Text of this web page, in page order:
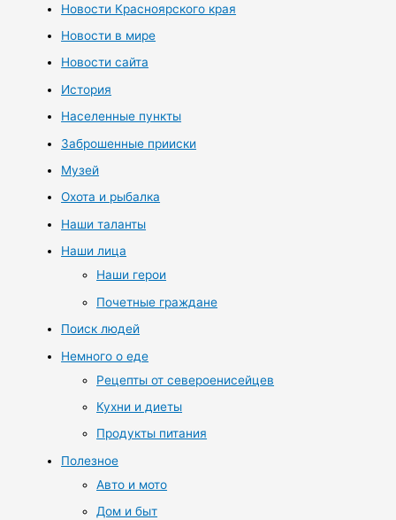
Новости Красноярского края
Новости в мире
Новости сайта
История
Населенные пункты
Заброшенные прииски
Музей
Охота и рыбалка
Наши таланты
Наши лица
Наши герои
Почетные граждане
Поиск людей
Немного о еде
Рецепты от североенисейцев
Кухни и диеты
Продукты питания
Полезное
Авто и мото
Дом и быт